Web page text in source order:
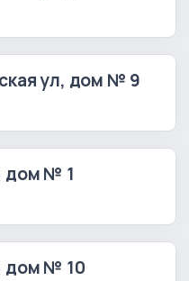
ул, дом № 9
дом № 1
дом № 10